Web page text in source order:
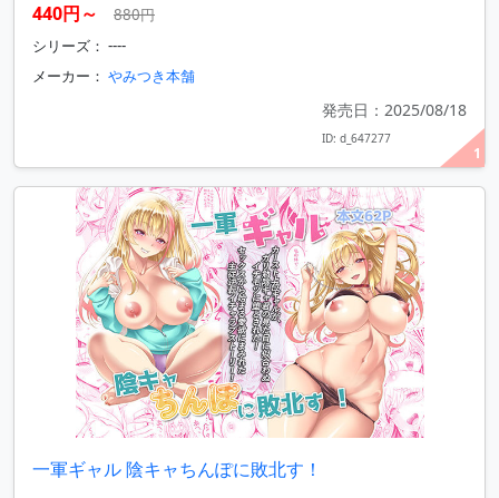
1
440円～
880円
シリーズ： ----
メーカー： やみつき本舗
発売日：2025/08/18
ID: d_647277
一軍ギャル 陰キャちんぽに敗北す！